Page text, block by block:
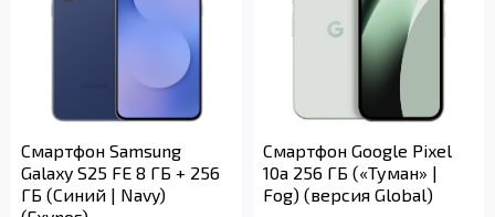
Смартфон Samsung
Galaxy S25 FE 8 ГБ + 256
ГБ (Синий | Navy)
Смартфон Google Pixel
10a 256 ГБ («Туман» |
Fog) (версия Global)